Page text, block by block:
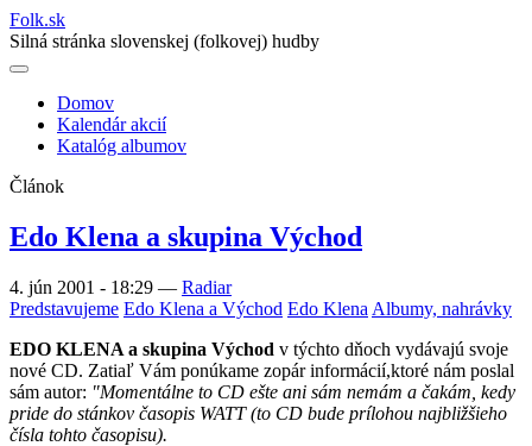
Folk.sk
Silná stránka slovenskej (folkovej) hudby
Main
navigation
Domov
Kalendár akcií
Katalóg albumov
Článok
Edo Klena a skupina Východ
4. jún 2001 - 18:29 — Radiar
Predstavujeme Edo Klena a Východ Edo Klena Albumy, nahrávky
EDO KLENA a skupina Východ v týchto dňoch vydávajú svoje
nové CD. Zatiaľ Vám ponúkame zopár informácií,ktoré nám poslal
sám autor: "Momentálne to CD ešte ani sám nemám a čakám, kedy
pride do stánkov časopis WATT (to CD bude prílohou najbližšieho
čísla tohto časopisu).